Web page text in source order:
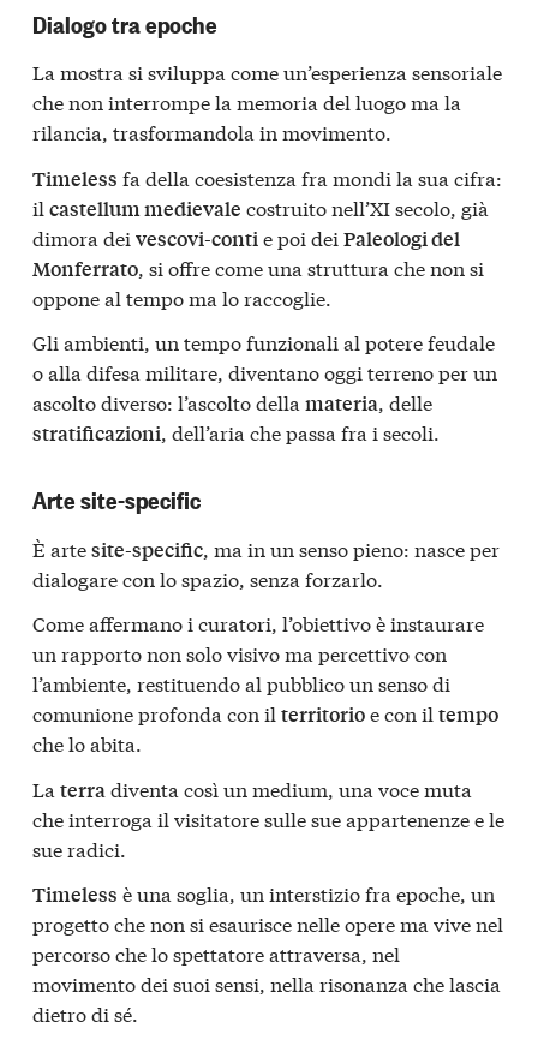
Dialogo tra epoche
La mostra si sviluppa come un’esperienza sensoriale
che non interrompe la memoria del luogo ma la
rilancia, trasformandola in movimento.
Timeless fa della coesistenza fra mondi la sua cifra:
il castellum medievale costruito nell’XI secolo, già
dimora dei vescovi-contie poi dei Paleologi del
Monferrato, si offre come una struttura che non si
oppone al tempo ma lo raccoglie.
Gli ambienti, un tempo funzionali al potere feudale
o alla difesa militare, diventano oggi terreno per un
ascolto diverso: l’ascolto della materia, delle
stratificazioni, dell’aria che passa fra i secoli.
Arte site-specific
È artesite-specific , ma in un senso pieno: nasce per
dialogare con lo spazio, senza forzarlo.
Come affermano i curatori, l’obiettivo è instaurare
un rapporto non solo visivo ma percettivo con
l’ambiente, restituendo al pubblico un senso di
comunione profonda con il territorioe con il tempo
che lo abita.
La terradiventa così un medium, una voce muta
che interroga il visitatore sulle sue appartenenze e le
sue radici.
Timeless è una soglia, un interstizio fra epoche, un
progetto che non si esaurisce nelle opere ma vive nel
percorso che lo spettatore attraversa, nel
movimento dei suoi sensi, nella risonanza che lascia
dietro di sé.